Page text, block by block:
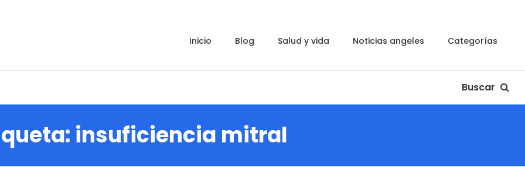
inicio blog salud y vida noticias angeles categorías
Buscar
insuficiencia mitral